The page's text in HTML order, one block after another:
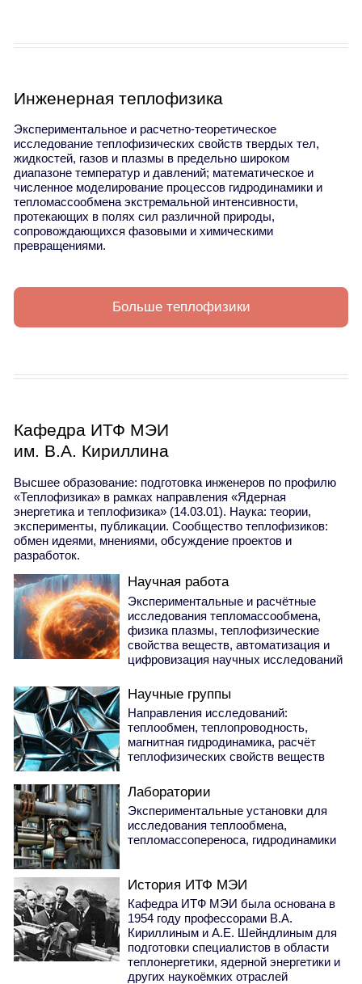
Инженерная теплофизика
Экспериментальное и расчетно-теоретическое
исследование теплофизических свойств твердых тел,
жидкостей, газов и плазмы в предельно широком
диапазоне температур и давлений; математическое и
численное моделирование процессов гидродинамики и
тепломассообмена экстремальной интенсивности,
протекающих в полях сил различной природы,
сопровождающихся фазовыми и химическими
превращениями.
Больше теплофизики
Кафедра ИТФ МЭИ
им. В.А. Кириллина
Высшее образование: подготовка инженеров по профилю
«Теплофизика» в рамках направления «Ядерная
энергетика и теплофизика» (14.03.01). Наука: теории,
эксперименты, публикации. Сообщество теплофизиков:
обмен идеями, мнениями, обсуждение проектов и
разработок.
Научная работа
Экспериментальные и расчётные
исследования тепломассообмена,
физика плазмы, теплофизические
свойства веществ, автоматизация и
цифровизация научных исследований
Научные группы
Направления исследований:
теплообмен, теплопроводность,
магнитная гидродинамика, расчёт
теплофизических свойств веществ
Лаборатории
Экспериментальные установки для
исследования теплообмена,
тепломассопереноса, гидродинамики
История ИТФ МЭИ
Кафедра ИТФ МЭИ была основана в
1954 году профессорами В.А.
Кириллиным и А.Е. Шейндлиным для
подготовки специалистов в области
теплонергетики, ядерной энергетики и
других наукоёмких отраслей